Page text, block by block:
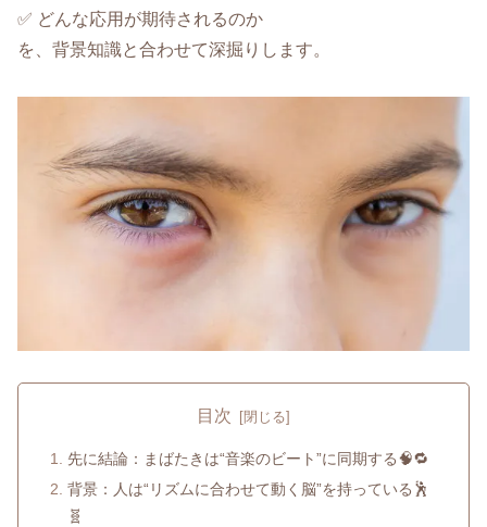
✅ どんな応用が期待されるのか
を、背景知識と合わせて深掘りします。
目次
先に結論：まばたきは“音楽のビート”に同期する🧠🔁
背景：人は“リズムに合わせて動く脳”を持っている🕺
🧬